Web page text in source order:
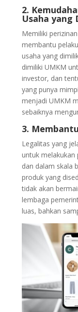
2.
Usaha yang
Memiliki
membantu
usaha yang
dimiliki UMKM
investor, dan
yang punya
menjadi UMKM
sebaiknya
3.
Legalitas yang
untuk melakukan
dan dalam skala
produk yang
tidak akan
lembaga
luas, bahkan